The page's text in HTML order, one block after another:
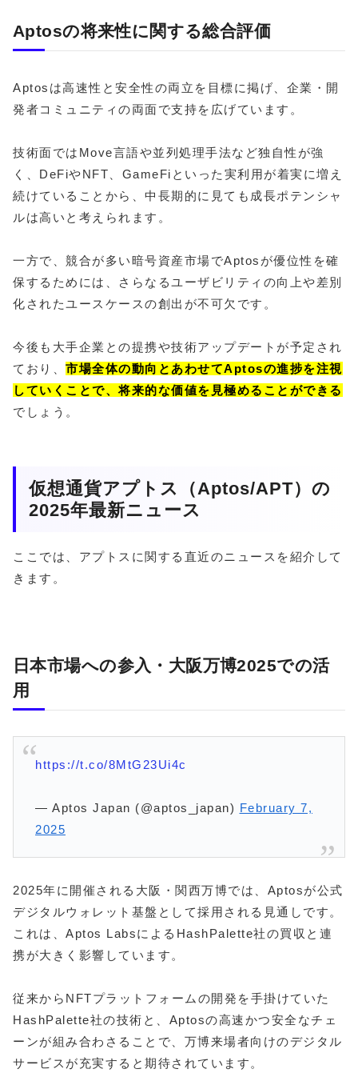
Aptosの将来性に関する総合評価
Aptosは高速性と安全性の両立を目標に掲げ、企業・開
発者コミュニティの両面で支持を広げています。
技術面ではMove言語や並列処理手法など独自性が強
く、DeFiやNFT、GameFiといった実利用が着実に増え
続けていることから、中長期的に見ても成長ポテンシャ
ルは高いと考えられます。
一方で、競合が多い暗号資産市場でAptosが優位性を確
保するためには、さらなるユーザビリティの向上や差別
化されたユースケースの創出が不可欠です。
今後も大手企業との提携や技術アップデートが予定され
ており、 市場全体の動向とあわせてAptosの進捗を注視
していくことで、将来的な価値を見極めることができる
でしょう。
仮想通貨アプトス（Aptos/APT）の
2025年最新ニュース
ここでは、アプトスに関する直近のニュースを紹介して
きます。
日本市場への参入・大阪万博2025での活
用
https://t.co/8MtG23Ui4c
— Aptos Japan (@aptos_japan) February 7,
2025
2025年に開催される大阪・関西万博では、Aptosが公式
デジタルウォレット基盤として採用される見通しです。
これは、Aptos LabsによるHashPalette社の買収と連
携が大きく影響しています。
従来からNFTプラットフォームの開発を手掛けていた
HashPalette社の技術と、Aptosの高速かつ安全なチェ
ーンが組み合わさることで、万博来場者向けのデジタル
サービスが充実すると期待されています。